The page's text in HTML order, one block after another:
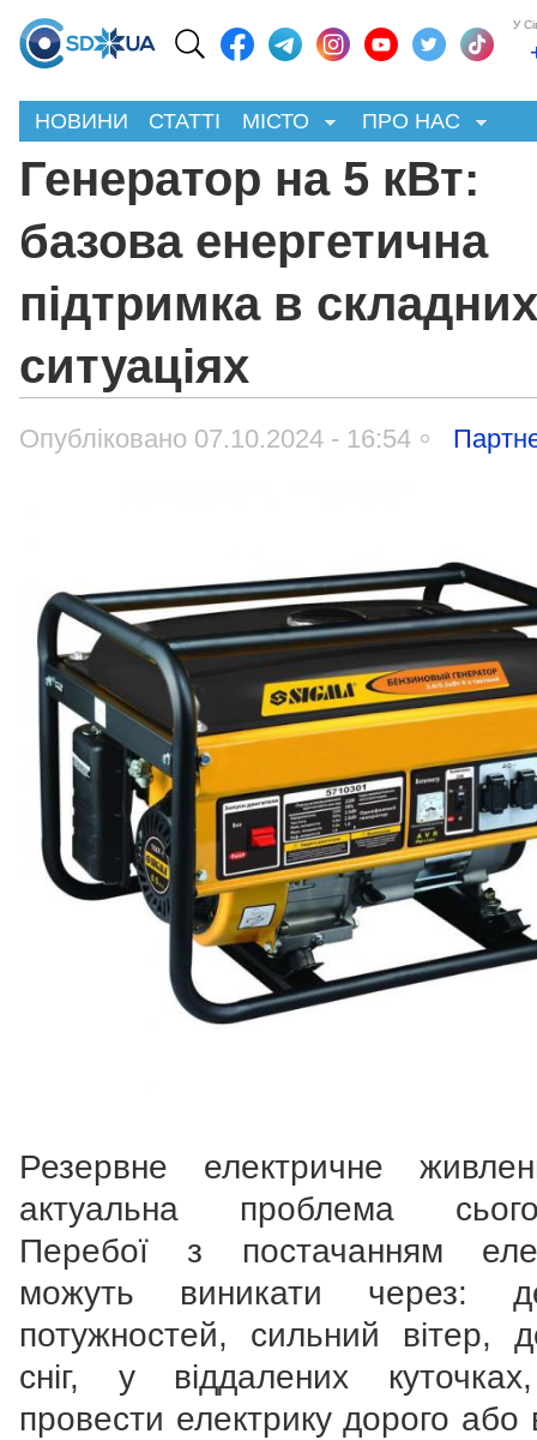
У
НОВИНИ СТАТТІ МІСТО ПРО НАС
Генератор на 5 кВт:
базова енергетична
підтримка в складних
ситуаціях
Опубліковано 07.10.2024 - 16:54
Резервне електричне
актуальна проблема
Перебої з постачанням
можуть виникати через:
потужностей, сильний вітер,
сніг, у віддалених
провести електрику дорого або